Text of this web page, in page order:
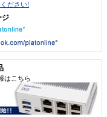
ださい!
ジ
はこちら